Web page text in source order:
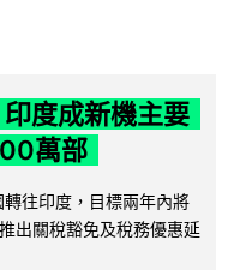
度成新機主要
萬部
往印度，目標兩年內將
出關稅豁免及稅務優惠延